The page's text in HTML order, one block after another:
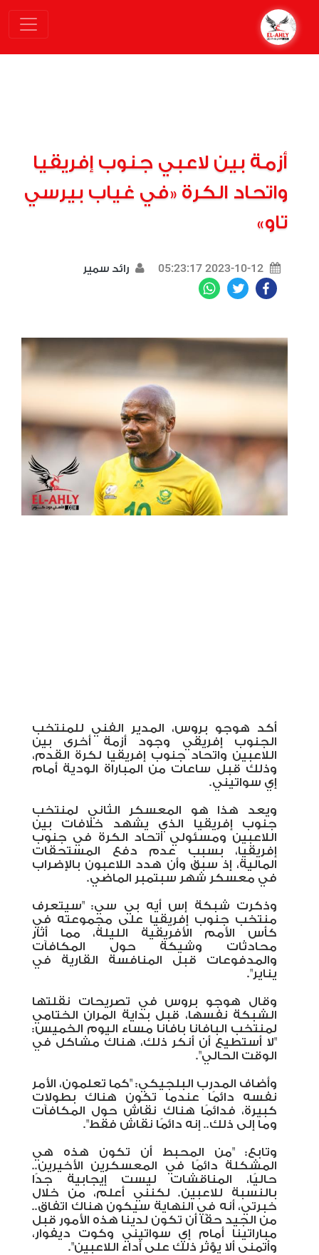
أزمة بين لاعبي جنوب إفريقيا
واتحاد الكرة «في غياب بيرسي
تاو»
2023-10-12 05:23:17 رائد سمير
Facebook
Twitter
أكد هوجو بروس، المدير الفني للمنتخب
الجنوب إفريقي وجود أزمة أخرى بين
اللاعبين واتحاد جنوب إفريقيا لكرة القدم،
وذلك قبل ساعات من المباراة الودية أمام
إي سواتيني.
ويعد هذا هو المعسكر الثاني لمنتخب
جنوب إفريقيا الذي يشهد خلافات بين
اللاعبين ومسئولي اتحاد الكرة في جنوب
إفريقيا، بسبب عدم دفع المستحقات
المالية، إذ سبق وأن هدد اللاعبون بالإضراب
في معسكر شهر سبتمبر الماضي.
وذكرت شبكة إس أيه بي سي: "سيتعرف
منتخب جنوب إفريقيا على مجموعته في
كأس الأمم الأفريقية الليلة، مما أثار
محادثات وشيكة حول المكافآت
والمدفوعات قبل المنافسة القارية في
يناير".
وقال هوجو بروس في تصريحات نقلتها
الشبكة نفسها، قبل بداية المران الختامي
لمنتخب البافانا بافانا مساء اليوم الخميس:
"لا أستطيع أن أنكر ذلك، هناك مشاكل في
الوقت الحالي".
وأضاف المدرب البلجيكي: "كما تعلمون، الأمر
نفسه دائمًا عندما تكون هناك بطولات
كبيرة، فدائمًا هناك نقاش حول المكافآت
وما إلى ذلك.. إنه دائمًا نقاش فقط".
وتابع: "من المحبط أن تكون هذه هي
المشكلة دائمًا في المعسكرين الأخيرين..
حاليًا، المناقشات ليست إيجابية جدًا
بالنسبة للاعبين. لكنني أعلم، من خلال
خبرتي، أنه في النهاية سيكون هناك اتفاق..
من الجيد حقًا أن تكون لدينا هذه الأمور قبل
مباراتينا أمام إي سواتيني وكوت ديفوار،
وأتمنى ألا يؤثر ذلك على أداء اللاعبين".